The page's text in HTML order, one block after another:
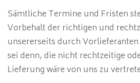
Sämtliche Termine und Fristen
Vorbehalt der richtigen und
unsererseits durch
sei denn, die nicht rechtzeitige
Lieferung wäre von uns zu